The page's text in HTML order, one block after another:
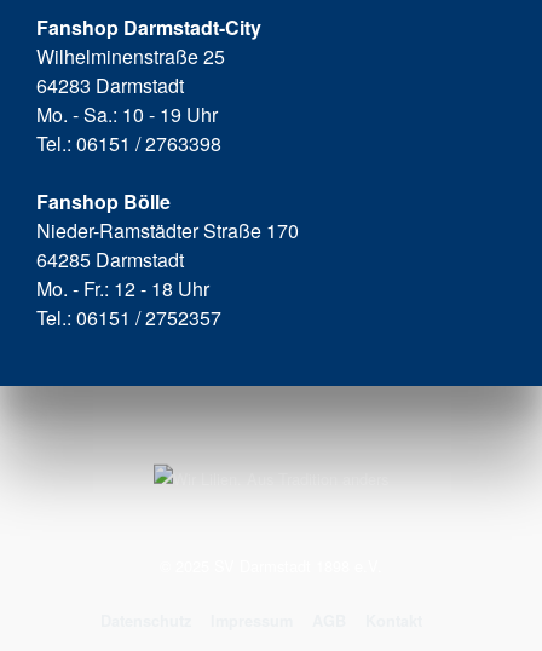
Fanshop Darmstadt-City
Wilhelminenstraße 25
64283 Darmstadt
Mo. - Sa.: 10 - 19 Uhr
Tel.: 06151 / 2763398
Fanshop Bölle
Nieder-Ramstädter Straße 170
64285 Darmstadt
Mo. - Fr.: 12 - 18 Uhr
Tel.: 06151 / 2752357